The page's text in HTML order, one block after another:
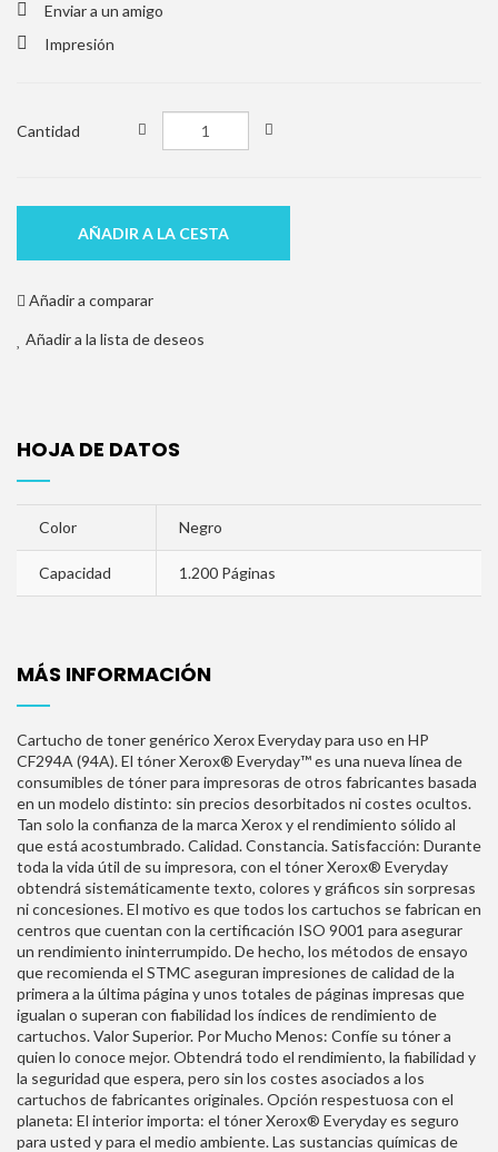
Enviar a un amigo
Impresión
Cantidad
AÑADIR A LA CESTA
Añadir a comparar
Añadir a la lista de deseos
HOJA DE DATOS
Color Negro
Capacidad 1.200 Páginas
MÁS INFORMACIÓN
Cartucho de toner genérico Xerox Everyday para uso en HP
CF294A (94A). El tóner Xerox® Everyday™ es una nueva línea de
consumibles de tóner para impresoras de otros fabricantes basada
en un modelo distinto: sin precios desorbitados ni costes ocultos.
Tan solo la confianza de la marca Xerox y el rendimiento sólido al
que está acostumbrado. Calidad. Constancia. Satisfacción: Durante
toda la vida útil de su impresora, con el tóner Xerox® Everyday
obtendrá sistemáticamente texto, colores y gráficos sin sorpresas
ni concesiones. El motivo es que todos los cartuchos se fabrican en
centros que cuentan con la certificación ISO 9001 para asegurar
un rendimiento ininterrumpido. De hecho, los métodos de ensayo
que recomienda el STMC aseguran impresiones de calidad de la
primera a la última página y unos totales de páginas impresas que
igualan o superan con fiabilidad los índices de rendimiento de
cartuchos. Valor Superior. Por Mucho Menos: Confíe su tóner a
quien lo conoce mejor. Obtendrá todo el rendimiento, la fiabilidad y
la seguridad que espera, pero sin los costes asociados a los
cartuchos de fabricantes originales. Opción respestuosa con el
planeta: El interior importa: el tóner Xerox® Everyday es seguro
para usted y para el medio ambiente. Las sustancias químicas de